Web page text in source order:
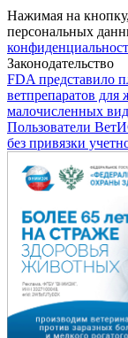
Нажимая на
персональных
Законодательство
FDA представило
ветпрепаратов
малочисленных
Пользователи
без привязки